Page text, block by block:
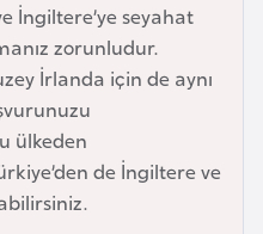
İngiltere’ye seyahat
zorunludur.
İrlanda için de aynı
ülkeden
de İngiltere ve